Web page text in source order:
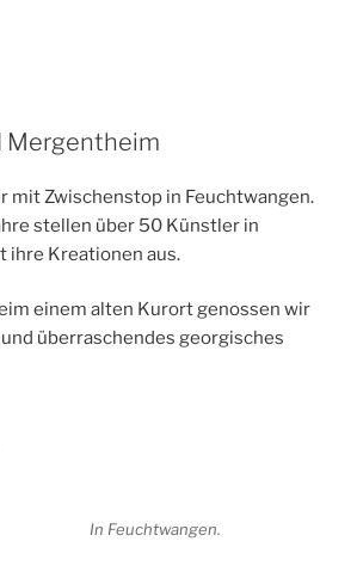
Mergentheim
mit Zwischenstop in Feuchtwangen.
stellen über 50 Künstler in
ihre Kreationen aus.
einem alten Kurort genossen wir
überraschendes georgisches
In Feuchtwangen.